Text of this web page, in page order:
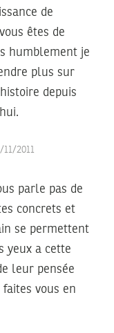
de
êtes de
humblement je
plus sur
depuis
2011
parle pas de
concrets et
se permettent
yeux a cette
leur pensée
vous en